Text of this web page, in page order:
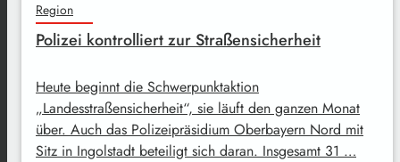
Region
Polizei kontrolliert zur Straßensicherheit
Heute beginnt die Schwerpunktaktion
„Landesstraßensicherheit“, sie läuft den ganzen Monat
über. Auch das Polizeipräsidium Oberbayern Nord mit
Sitz in Ingolstadt beteiligt sich daran. Insgesamt 31 …